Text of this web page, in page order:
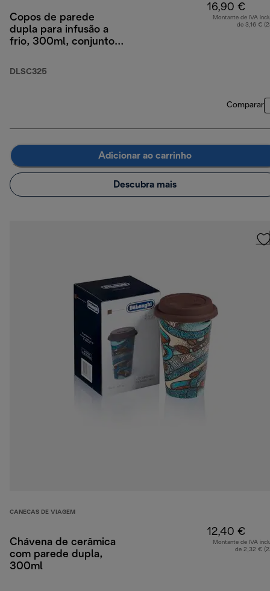
Copos de parede
dupla para infusão a
frio, 300ml, conjunto
DLSC325
16,90 €
Montante de IVA
de 3,16 €
Comparar
Adicionar ao carrinho
Descubra mais
CANECAS DE VIAGEM
Chávena de cerâmica
com parede dupla,
300ml
12,40 €
Montante de IVA
de 2,32 €